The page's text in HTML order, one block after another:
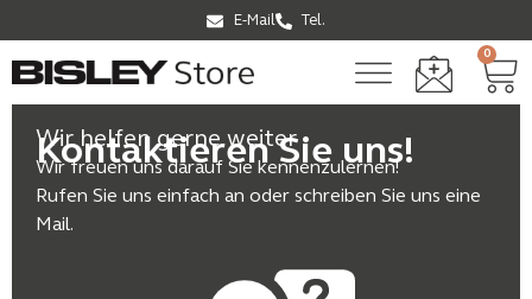
E-Mail Tel.
0
Wir helfen gerne weiter
Kontaktieren Sie uns!
Wir freuen uns darauf Sie kennenzulernen!
Rufen Sie uns einfach an oder schreiben Sie uns eine
Mail.